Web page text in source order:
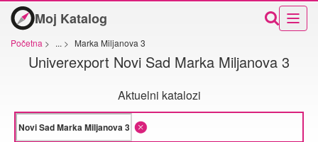
Moj Katalog
Početna > ... > Marka Miljanova 3
Univerexport Novi Sad Marka Miljanova 3
Aktuelni katalozi